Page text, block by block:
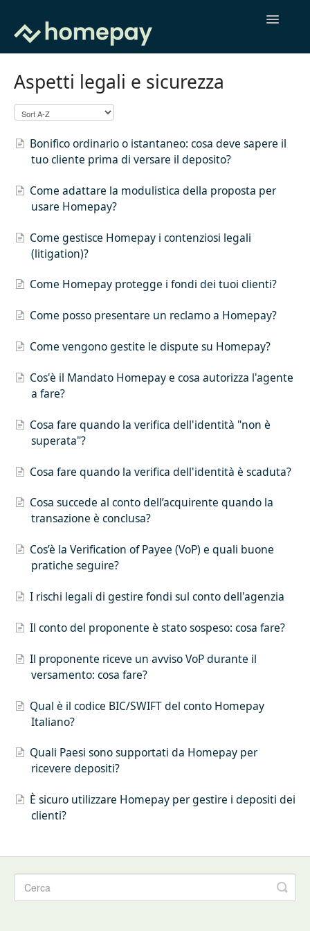
Toggle
Aspetti legali e sicurezza
Bonifico ordinario o istantaneo: cosa deve sapere il
tuo cliente prima di versare il deposito?
Come adattare la modulistica della proposta per
usare Homepay?
Come gestisce Homepay i contenziosi legali
(litigation)?
Come Homepay protegge i fondi dei tuoi clienti?
Come posso presentare un reclamo a Homepay?
Come vengono gestite le dispute su Homepay?
Cos'è il Mandato Homepay e cosa autorizza l'agente
a fare?
Cosa fare quando la verifica dell'identità "non è
superata"?
Cosa fare quando la verifica dell'identità è scaduta?
Cosa succede al conto dell’acquirente quando la
transazione è conclusa?
Cos’è la Verification of Payee (VoP) e quali buone
pratiche seguire?
I rischi legali di gestire fondi sul conto dell'agenzia
Il conto del proponente è stato sospeso: cosa fare?
Il proponente riceve un avviso VoP durante il
versamento: cosa fare?
Qual è il codice BIC/SWIFT del conto Homepay
Italiano?
Quali Paesi sono supportati da Homepay per
ricevere depositi?
È sicuro utilizzare Homepay per gestire i depositi dei
clienti?